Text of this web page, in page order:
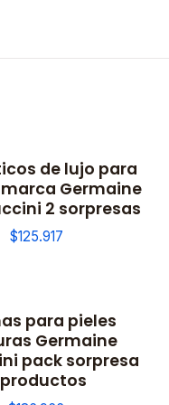
de lujo para
Germaine
2 sorpresas
$125.917
para pieles
Germaine
pack sorpresa